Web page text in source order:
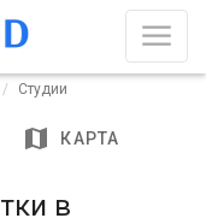
Студии
map КАРТА
в